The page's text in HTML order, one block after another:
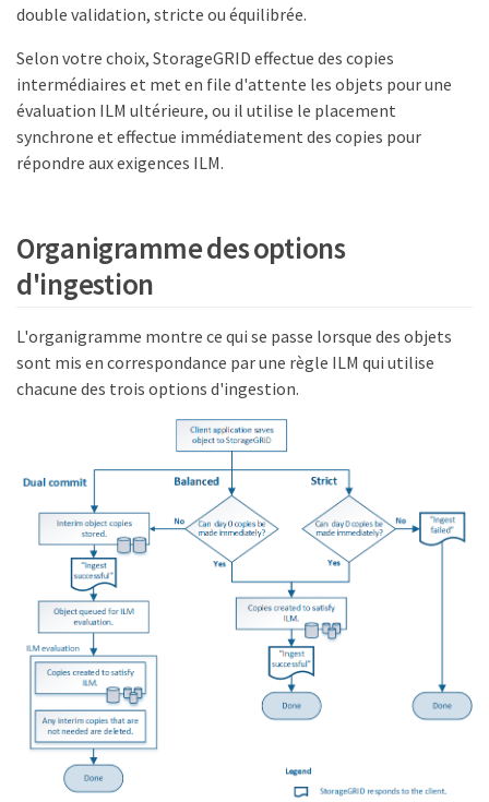
double validation, stricte ou équilibrée.
Selon votre choix, StorageGRID effectue des copies
intermédiaires et met en file d'attente les objets pour une
évaluation ILM ultérieure, ou il utilise le placement
synchrone et effectue immédiatement des copies pour
répondre aux exigences ILM.
Organigramme des options
d'ingestion
L'organigramme montre ce qui se passe lorsque des objets
sont mis en correspondance par une règle ILM qui utilise
chacune des trois options d'ingestion.